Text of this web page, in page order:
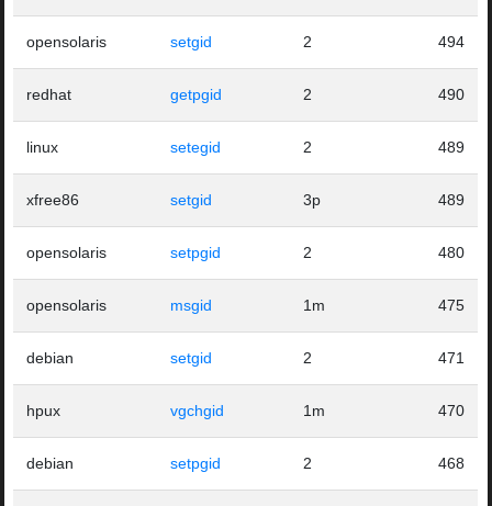
opensolaris setgid 2 494
redhat getpgid 2 490
linux setegid 2 489
xfree86 setgid 3p 489
opensolaris setpgid 2 480
opensolaris msgid 1m 475
debian setgid 2 471
hpux vgchgid 1m 470
debian setpgid 2 468